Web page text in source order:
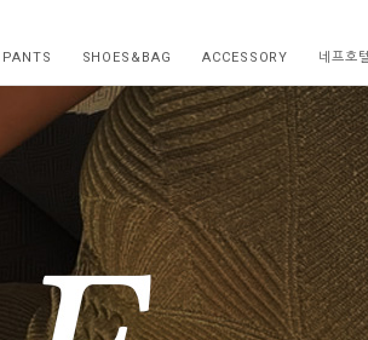
PANTS SHOES&BAG ACCESSORY 네프호